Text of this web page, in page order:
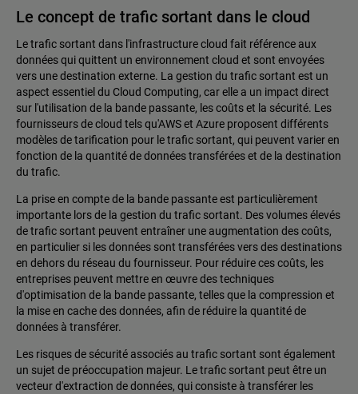
Le concept de trafic sortant dans le cloud
Le trafic sortant dans l'infrastructure cloud fait référence aux
données qui quittent un environnement cloud et sont envoyées
vers une destination externe. La gestion du trafic sortant est un
aspect essentiel du Cloud Computing, car elle a un impact direct
sur l'utilisation de la bande passante, les coûts et la sécurité. Les
fournisseurs de cloud tels qu'AWS et Azure proposent différents
modèles de tarification pour le trafic sortant, qui peuvent varier en
fonction de la quantité de données transférées et de la destination
du trafic.
La prise en compte de la bande passante est particulièrement
importante lors de la gestion du trafic sortant. Des volumes élevés
de trafic sortant peuvent entraîner une augmentation des coûts,
en particulier si les données sont transférées vers des destinations
en dehors du réseau du fournisseur. Pour réduire ces coûts, les
entreprises peuvent mettre en œuvre des techniques
d'optimisation de la bande passante, telles que la compression et
la mise en cache des données, afin de réduire la quantité de
données à transférer.
Les risques de sécurité associés au trafic sortant sont également
un sujet de préoccupation majeur. Le trafic sortant peut être un
vecteur d'extraction de données, qui consiste à transférer les